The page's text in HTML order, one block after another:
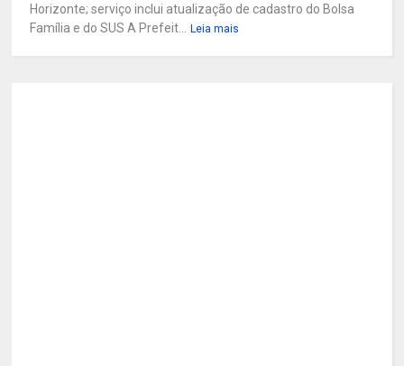
Horizonte; serviço inclui atualização de cadastro do Bolsa
Família e do SUS A Prefeit...
Leia mais